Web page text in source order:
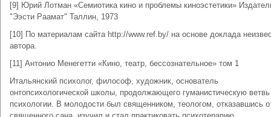
[9] Юрий Лотман «Семиотика кино и проблемы киноэстетики»
"Ээсти Раамат" Таллин, 1973
[10] По материалам сайта http://www.ref.by/ на основе доклада
автора.
[11] Антонио Менегетти «Кино, театр, бессознательное» том 1
Итальянский психолог, философ, художник, основатель
онтопсихологической школы, продолжающего гуманистическую ветвь
психологии. В молодости был священником, теологом, отказавшись